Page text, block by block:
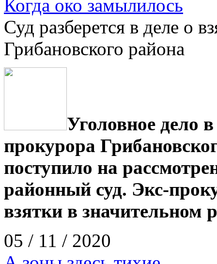
Когда око замылилось
Суд разберется в деле о
Грибановского района
Уголовное дело
прокурора
поступило на
районный суд. Экс-
взятки в значительном
05 / 11 / 2020